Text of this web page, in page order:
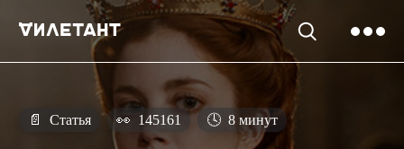
📄 Статья 👀 145161 🕓 8 минут